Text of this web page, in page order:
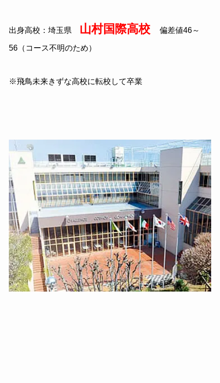
出身高校：埼玉県 山村国際高校 偏差値46～
56（コース不明のため）
※飛鳥未来きずな高校に転校して卒業